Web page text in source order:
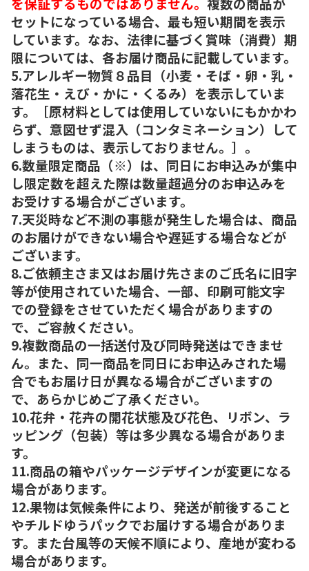
セットになっている場合、最も短い期間を表示
しています。なお、法律に基づく賞味（消費）期
限については、各お届け商品に記載しています。
5.アレルギー物質８品目（小麦・そば・卵・乳・
落花生・えび・かに・くるみ）を表示していま
す。［原材料としては使用していないにもかかわ
らず、意図せず混入（コンタミネーション）して
しまうものは、表示しておりません。］。
6.数量限定商品（※）は、同日にお申込みが集中
し限定数を超えた際は数量超過分のお申込みを
お受けする場合がございます。
7.天災時など不測の事態が発生した場合は、商品
のお届けができない場合や遅延する場合などが
ございます。
8.ご依頼主さま又はお届け先さまのご氏名に旧字
等が使用されていた場合、一部、印刷可能文字
での登録をさせていただく場合がありますの
で、ご容赦ください。
9.複数商品の一括送付及び同時発送はできませ
ん。また、同一商品を同日にお申込みされた場
合でもお届け日が異なる場合がございますの
で、あらかじめご了承ください。
10.花弁・花卉の開花状態及び花色、リボン、ラ
ッピング（包装）等は多少異なる場合がありま
す。
11.商品の箱やパッケージデザインが変更になる
場合があります。
12.果物は気候条件により、発送が前後すること
やチルドゆうパックでお届けする場合がありま
す。また台風等の天候不順により、産地が変わる
場合があります。